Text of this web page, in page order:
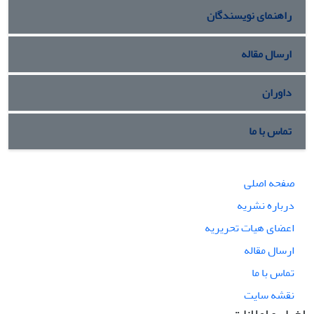
راهنمای نویسندگان
ارسال مقاله
داوران
تماس با ما
صفحه اصلی
درباره نشریه
اعضای هیات تحریریه
ارسال مقاله
تماس با ما
نقشه سایت